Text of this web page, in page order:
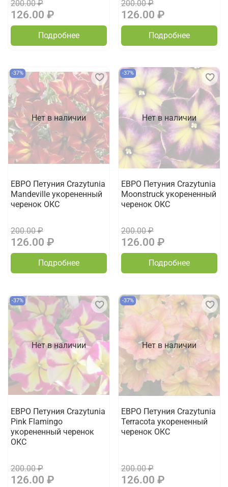
200.00 ₽
126.00 ₽
Подробнее
200.00 ₽
126.00 ₽
Подробнее
Нет в наличии
-37%
ЕВРО Петуния Crazytunia
Mandeville укорененный
черенок ОКС
200.00 ₽
126.00 ₽
Подробнее
Нет в наличии
-37%
ЕВРО Петуния Crazytunia
Moonstruck укорененный
черенок ОКС
200.00 ₽
126.00 ₽
Подробнее
Нет в наличии
-37%
ЕВРО Петуния Crazytunia
Pink Flamingo
укорененный черенок
ОКС
200.00 ₽
126.00 ₽
Нет в наличии
-37%
ЕВРО Петуния Crazytunia
Terracota укорененный
черенок ОКС
200.00 ₽
126.00 ₽